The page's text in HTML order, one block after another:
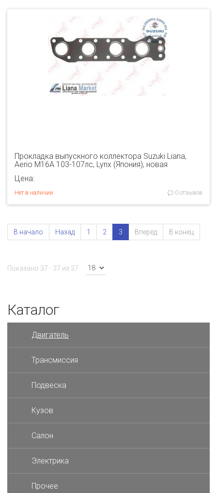
Прокладка выпускного коллектора Suzuki Liana,
Aerio M16A 103-107лс, Lynx (Япония), новая
Цена:
Нет в наличии 0 отзывов
В начало Назад 1 2 3 Вперёд В конец
Показано 37 - 37 из 37
Каталог
Двигатель
Трансмиссия
Подвеска
Кузов
Салон
Электрика
Прочее